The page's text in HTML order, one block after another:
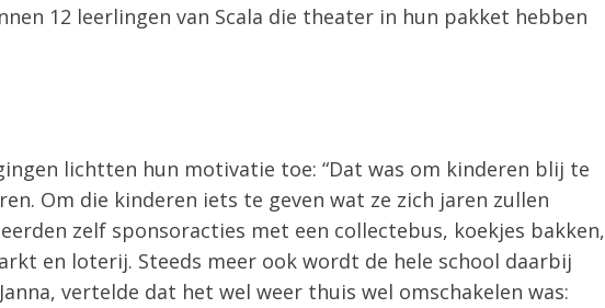
12 leerlingen van Scala die theater in hun pakket hebben
lichtten hun motivatie toe: “Dat was om kinderen blij te
Om die kinderen iets te geven wat ze zich jaren zullen
zelf sponsoracties met een collectebus, koekjes bakken,
en loterij. Steeds meer ook wordt de hele school daarbij
vertelde dat het wel weer thuis wel omschakelen was: